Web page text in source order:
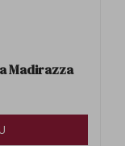
Madirazza